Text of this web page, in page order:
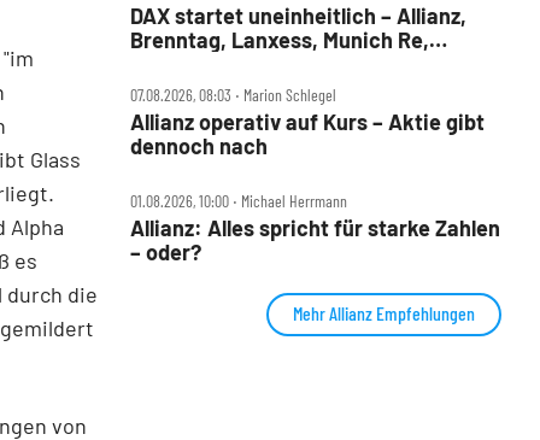
Glass
Alpha
es
durch die
von
DAX startet uneinheitlich – Allianz,
Brenntag, Lanxess, Munich Re,
07.08.2026, 08:03 ‧ Marion Schlegel
Allianz operativ auf Kurs – Aktie gibt
dennoch nach
01.08.2026, 10:00 ‧ Michael Herrmann
Allianz: Alles spricht für starke Zahlen
– oder?
Mehr Allianz Empfehlungen